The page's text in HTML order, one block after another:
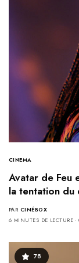
CINEMA
Avatar de Feu
la tentation du
PAR CINÉBOX
6 MINUTES DE LECTURE
78